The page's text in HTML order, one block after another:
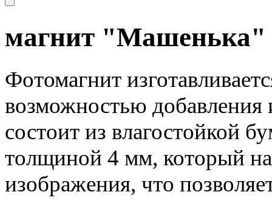
магнит
Фотомагнит
возможностью
состоит из влагостойкой
толщиной 4 мм, который
изображения, что